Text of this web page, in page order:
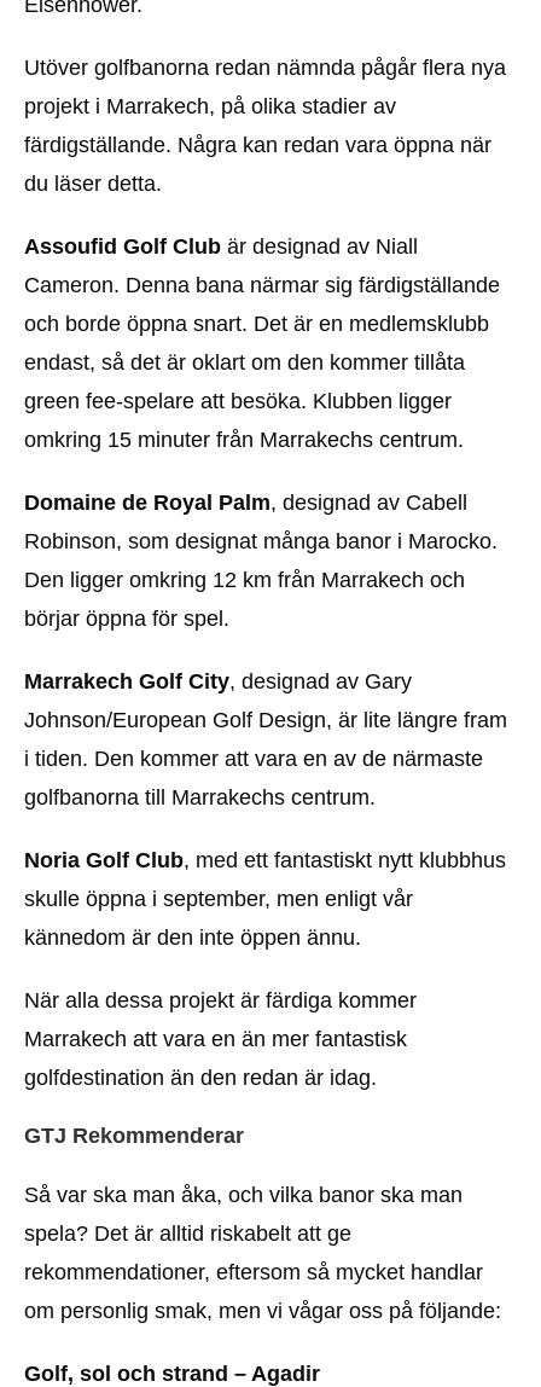
Utöver golfbanorna redan nämnda pågår flera nya
projekt i Marrakech, på olika stadier av
färdigställande. Några kan redan vara öppna när
du läser detta.
Assoufid Golf Club är designad av Niall
Cameron. Denna bana närmar sig färdigställande
och borde öppna snart. Det är en medlemsklubb
endast, så det är oklart om den kommer tillåta
green fee-spelare att besöka. Klubben ligger
omkring 15 minuter från Marrakechs centrum.
Domaine de Royal Palm, designad av Cabell
Robinson, som designat många banor i Marocko.
Den ligger omkring 12 km från Marrakech och
börjar öppna för spel.
Marrakech Golf City, designad av Gary
Johnson/European Golf Design, är lite längre fram
i tiden. Den kommer att vara en av de närmaste
golfbanorna till Marrakechs centrum.
Noria Golf Club, med ett fantastiskt nytt klubbhus
skulle öppna i september, men enligt vår
kännedom är den inte öppen ännu.
När alla dessa projekt är färdiga kommer
Marrakech att vara en än mer fantastisk
golfdestination än den redan är idag.
GTJ Rekommenderar
Så var ska man åka, och vilka banor ska man
spela? Det är alltid riskabelt att ge
rekommendationer, eftersom så mycket handlar
om personlig smak, men vi vågar oss på följande:
Golf, sol och strand – Agadir